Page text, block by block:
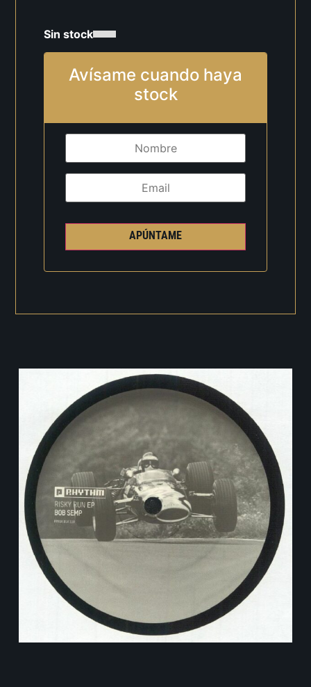
Sin stock
Avísame cuando haya
stock
APÚNTAME